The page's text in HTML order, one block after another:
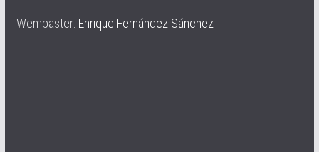
Wembaster: Enrique Fernández Sánchez